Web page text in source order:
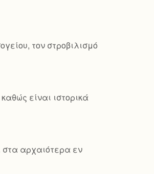
τον στροβιλισμό
είναι ιστορικά
στα αρχαιότερα εν